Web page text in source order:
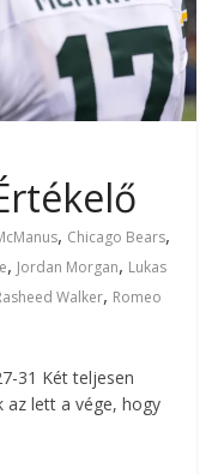
, Chicago Bears,
, Jordan Morgan, Lukas
Walker, Romeo
31 Két teljesen
az lett a vége, hogy